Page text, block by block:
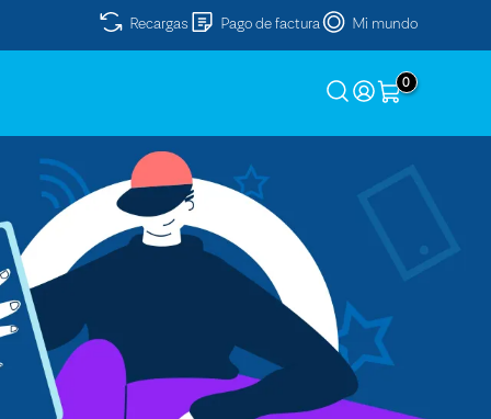
Recargas Pago de factura Mi mundo
0